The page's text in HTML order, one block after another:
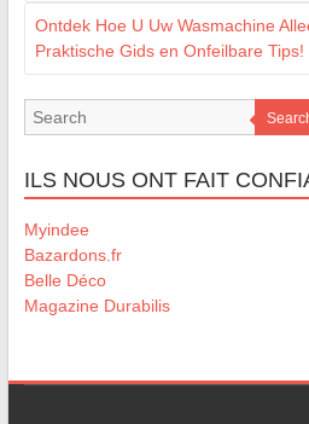
Ontdek Hoe U Uw Wasmachine
Praktische Gids en Onfeilbare Tips!
ILS NOUS ONT FAIT
Myindee
Bazardons.fr
Belle Déco
Magazine Durabilis